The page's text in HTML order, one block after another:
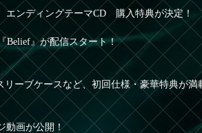
ンディングテーマCD 購入特典が決定！
Belief』が配信スタート！
リーブケースなど、初回仕様・豪華特典が満
動画が公開！